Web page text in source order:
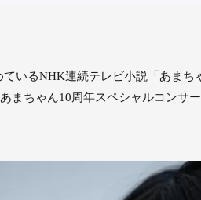
いるNHK連続テレビ小説「あま
ちゃん10周年スペシャルコンサ